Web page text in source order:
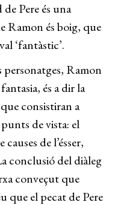
Pere és una
Ramon és boig, que
‘fantàstic’.
personatges, Ramon
és a dir la
consistiran a
de vista: el
de l’ésser,
conclusió del diàleg
conveçut que
que el pecat de Pere